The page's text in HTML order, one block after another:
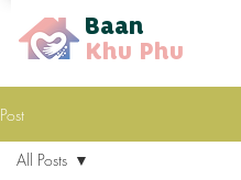
Baan
Khu Phu
Post
All Posts